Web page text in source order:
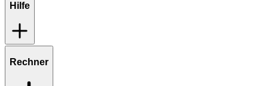
Hilfe
Rechner